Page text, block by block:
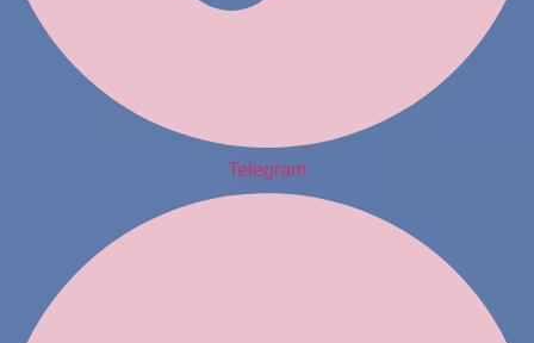
Telegram